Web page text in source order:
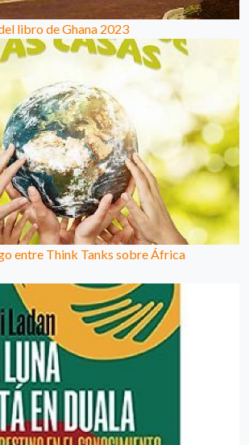
libro de Ghana 2023
entre Think Tanks sobre África